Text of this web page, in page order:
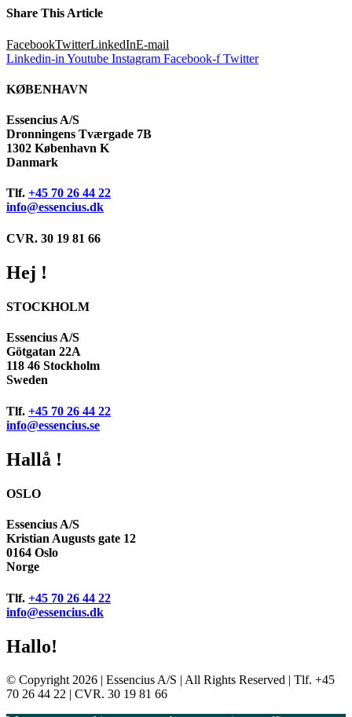
Share This Article
FacebookTwitterLinkedInE-mail
Linkedin-in Youtube Instagram Facebook-f Twitter
KØBENHAVN
Essencius A/S
Dronningens Tværgade 7B
1302 København K
Danmark
Tlf. +45 70 26 44 22
info@essencius.dk
CVR. 30 19 81 66
Hej !
STOCKHOLM
Essencius A/S
Götgatan 22A
118 46 Stockholm
Sweden
Tlf. +45 70 26 44 22
info@essencius.se
Hallå !
OSLO
Essencius A/S
Kristian Augusts gate 12
0164 Oslo
Norge
Tlf. +45 70 26 44 22
info@essencius.dk
Hallo!
© Copyright 2026 | Essencius A/S | All Rights Reserved | Tlf. +45
70 26 44 22 | CVR. 30 19 81 66